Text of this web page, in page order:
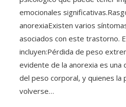
emocionales
anorexiaExisten varios
asociados con este trastorno.
incluyen:Pérdida de peso
evidente de la anorexia es una
del peso corporal, y quienes la
volverse…